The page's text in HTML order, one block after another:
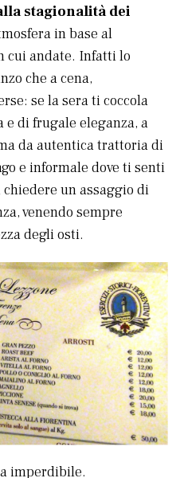
stagionalità dei
in base al
cui andate. Infatti lo
che a cena,
se la sera ti coccola
e di frugale eleganza, a
da autentica trattoria di
e informale dove ti senti
un assaggio di
venendo sempre
degli osti.
imperdibile.